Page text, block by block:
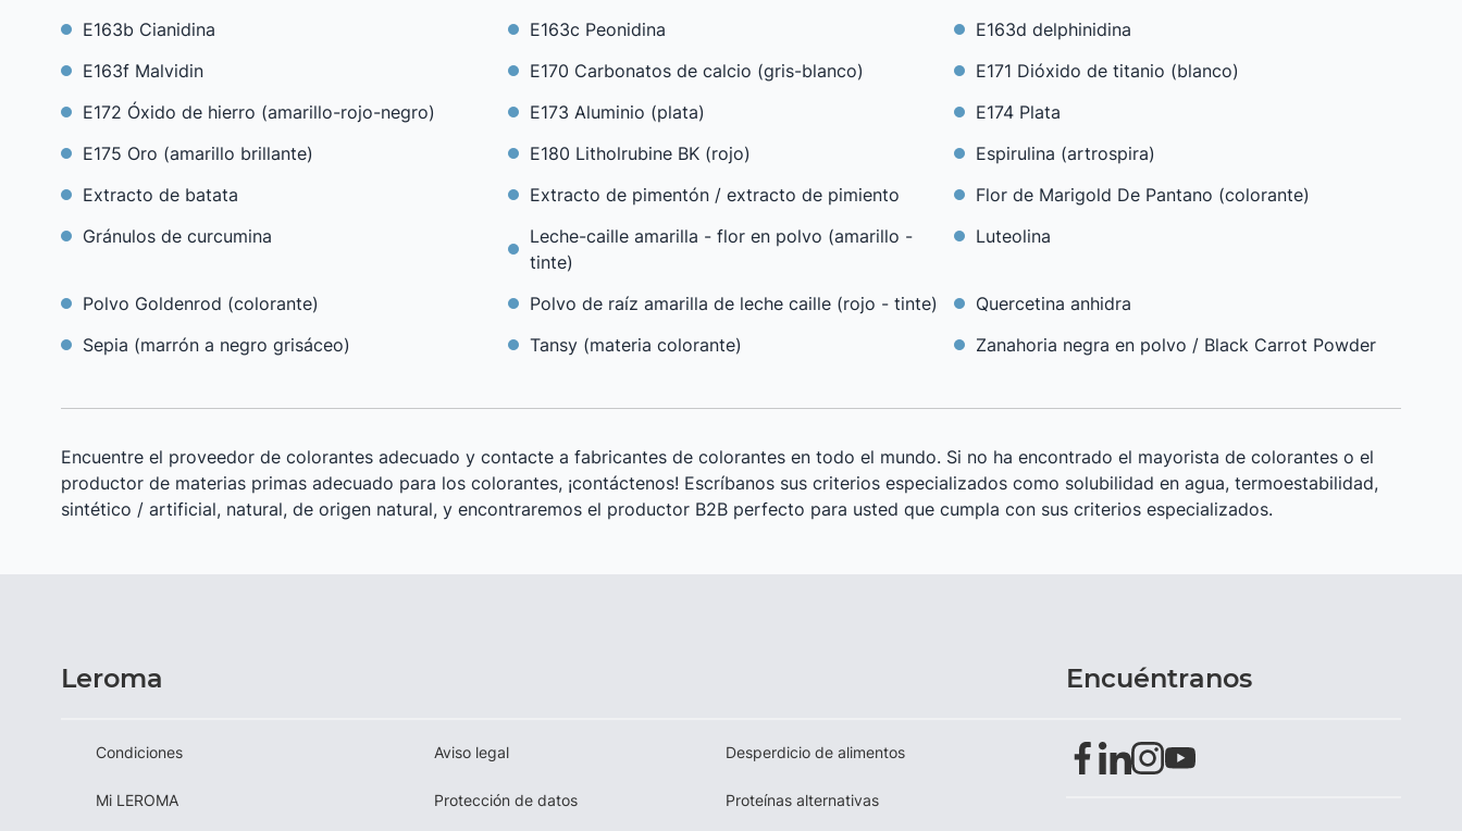
E163b Cianidina
E163c Peonidina
E163d delphinidina
E163f Malvidin
E170 Carbonatos de calcio (gris-blanco)
E171 Dióxido de titanio (blanco)
E172 Óxido de hierro (amarillo-rojo-negro)
E173 Aluminio (plata)
E174 Plata
E175 Oro (amarillo brillante)
E180 Litholrubine BK (rojo)
Espirulina (artrospira)
Extracto de batata
Extracto de pimentón / extracto de pimiento
Flor de Marigold De Pantano (colorante)
Gránulos de curcumina
Leche-caille amarilla - flor en polvo (amarillo -
tinte)
Luteolina
Polvo Goldenrod (colorante) Polvo de raíz amarilla de leche caille (rojo - tinte)
Quercetina anhidra
Sepia (marrón a negro grisáceo)
Tansy (materia colorante) Zanahoria negra en polvo / Black Carrot Powder
Encuentre el proveedor de colorantes adecuado y contacte a fabricantes de colorantes en todo el mundo. Si no ha encontrado el mayorista de colorantes o el
productor de materias primas adecuado para los colorantes, ¡contáctenos! Escríbanos sus criterios especializados como solubilidad en agua, termoestabilidad,
sintético / artificial, natural, de origen natural, y encontraremos el productor B2B perfecto para usted que cumpla con sus criterios especializados.
Leroma
Condiciones
Mi LEROMA
Aviso legal
Protección de datos
Desperdicio de alimentos
Proteínas alternativas
Encuéntranos